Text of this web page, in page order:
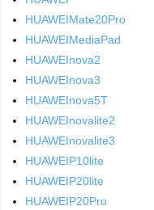
HUAWEIMate20Pro
HUAWEIMediaPad
HUAWEInova2
HUAWEInova3
HUAWEInova5T
HUAWEInovalite2
HUAWEInovalite3
HUAWEIP10lite
HUAWEIP20lite
HUAWEIP20Pro